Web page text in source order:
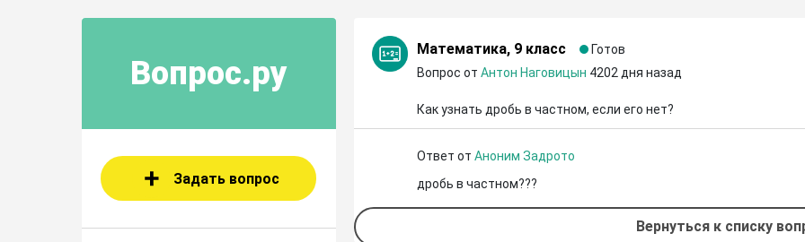
Вопрос.ру
Задать вопрос
Математика, 9 класс
Готов
Вопрос от Антон Наговицын 4202 дня назад
Как узнать дробь в частном, если его нет?
Ответ от Аноним Задрото
дробь в частном???
Вернуться к списку